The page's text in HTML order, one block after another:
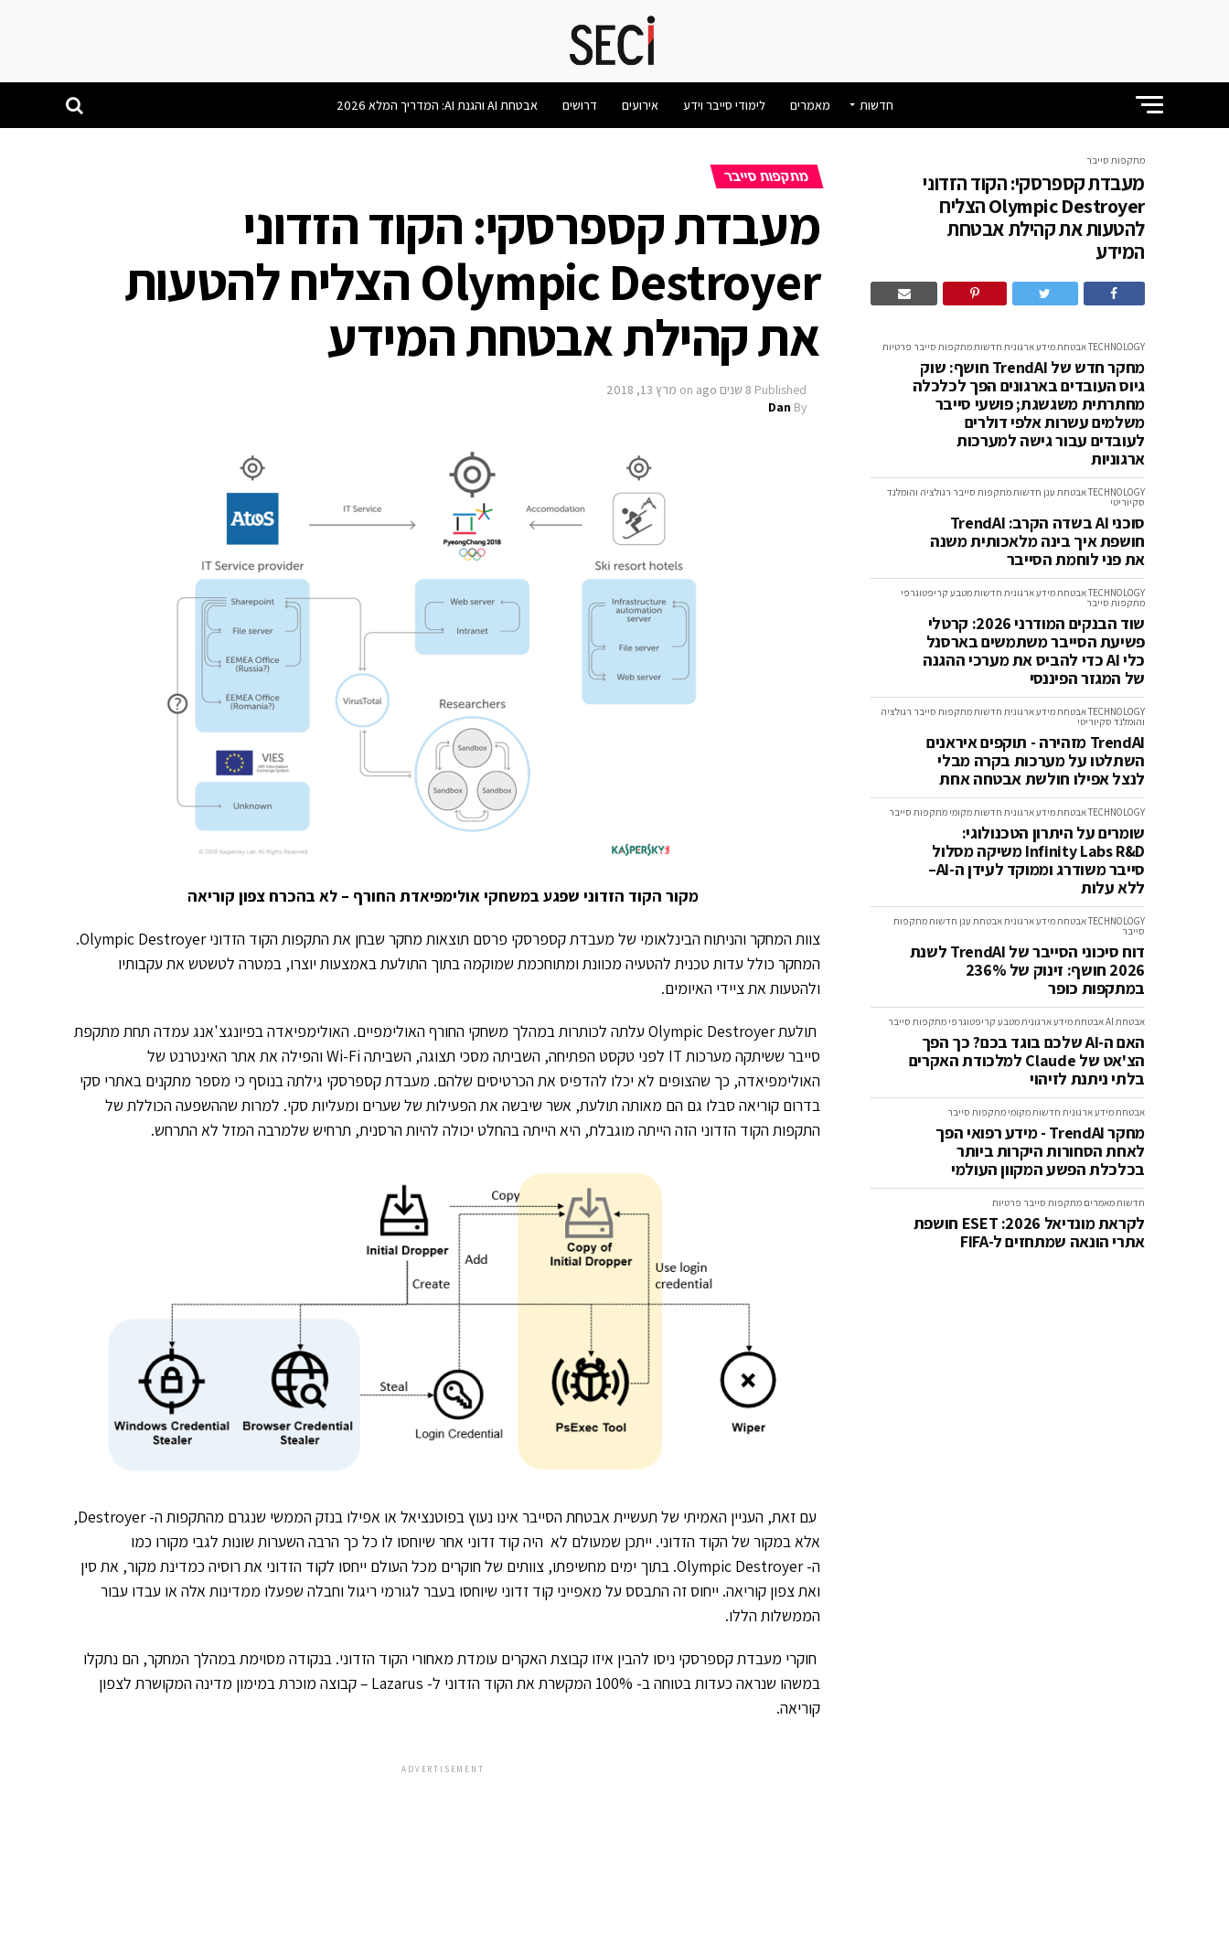
חדשות מאמרים לימודי סייבר וידע אירועים דרושים אבטחת AI והגנת AI: המדריך המלא 2026
מתקפות סייבר
מעבדת קספרסקי: הקוד הזדוני
Olympic Destroyer הצליח
להטעות את קהילת אבטחת
המידע
TECHNOLOGYאבטחת מידע ארגונית חדשותמתקפות סייבר פרטיות
מחקר חדש של TrendAI חושף: שוק
גיוס העובדים בארגונים הפך לכלכלה
מחתרתית משגשגת; פושעי סייבר
משלמים עשרות אלפי דולרים
לעובדים עבור גישה למערכות
ארגוניות
TECHNOLOGYאבטחת ענן חדשותמתקפות סייבר רגולציה והומלנד
סקיוריטי
סוכני AI בשדה הקרב: TrendAI
חושפת איך בינה מלאכותית משנה
את פני לוחמת הסייבר
TECHNOLOGYאבטחת מידע ארגונית חדשותמטבע קריפטוגרפי
מתקפות סייבר
שוד הבנקים המודרני 2026: קרטלי
פשיעת הסייבר משתמשים בארסנל
כלי AI כדי להביס את מערכי ההגנה
של המגזר הפיננסי
TECHNOLOGYאבטחת מידע ארגונית חדשותמתקפות סייבר רגולציה
והומלנד סקיוריטי
TrendAI מזהירה - תוקפים איראנים
השתלטו על מערכות בקרה מבלי
לנצל אפילו חולשת אבטחה אחת
TECHNOLOGYאבטחת מידע ארגונית חדשותמקומי מתקפות סייבר
שומרים על היתרון הטכנולוגי:
Infinity Labs R&D משיקה מסלול
סייבר משודרג וממוקד לעידן ה-AI–
ללא עלות
TECHNOLOGYאבטחת מידע ארגוניתאבטחת ענן חדשותמתקפות
סייבר
דוח סיכוני הסייבר של TrendAI לשנת
2026 חושף: זינוק של 236%
במתקפות כופר
אבטחת AI אבטחת מידע ארגוניתמטבע קריפטוגרפי מתקפות סייבר
האם ה-AI שלכם בוגד בכם? כך הפך
הצ'אט של Claude למלכודת האקרים
בלתי ניתנת לזיהוי
אבטחת מידע ארגונית חדשותמקומי מתקפות סייבר
מחקר TrendAI - מידע רפואי הפך
לאחת הסחורות היקרות ביותר
בכלכלת הפשע המקוון העולמי
חדשותמאמרים מתקפות סייבר פרטיות
לקראת מונדיאל 2026: ESET חושפת
אתרי הונאה שמתחזים ל-FIFA
מתקפות סייבר
מעבדת קספרסקי: הקוד הזדוני
Olympic Destroyer הצליח להטעות
את קהילת אבטחת המידע
Published 8 שנים ago on מרץ 13, 2018
By
Dan
מקור הקוד הזדוני שפגע במשחקי אולימפיאדת החורף – לא בהכרח צפון קוריאה
צוות המחקר והניתוח הבינלאומי של מעבדת קספרסקי פרסם תוצאות מחקר שבחן את התקפות הקוד הזדוניOlympic Destroyer
.
המחקר כולל עדות טכנית להטעיה מכוונת ומתוחכמת שמוקמה בתוך התולעת באמצעות יוצרו, במטרה לטשטש את עקבותיו
ולהטעות את ציידי האיומים.
תולעתOlympic Destroyer עלתה לכותרות במהלך משחקי החורף האולימפיים. האולימפיאדה בפיונגצ'אנג עמדה תחת מתקפת
סייבר ששיתקה מערכות IT לפני טקסט הפתיחה, השביתה מסכי תצוגה, השביתה Wi-Fiוהפילה את אתר האינטרנט של
האולימפיאדה, כך שהצופים לא יכלו להדפיס את הכרטיסים שלהם. מעבדת קספרסקי גילתה בנוסף כי מספר מתקנים באתרי סקי
בדרום קוריאה סבלו גם הם מאותה תולעת, אשר שיבשה את הפעילות של שערים ומעליות סקי. למרות שההשפעה הכוללת של
התקפות הקוד הזדוני הזה הייתה מוגבלת, היא הייתה בהחלט יכולה להיות הרסנית, תרחיש שלמרבה המזל לא התרחש.
עם זאת, העניין האמיתי של תעשיית אבטחת הסייבר אינו נעוץ בפוטנציאל או אפילו בנזק הממשי שנגרם מהתקפות ה-Destroyer
,
אלא במקור של הקוד הזדוני. ייתכן שמעולם לא היה קוד זדוני אחר שיוחסו לו כל כך הרבה השערות שונות לגבי מקורו כמו
ה-Olympic Destroyer. בתוך ימים מחשיפתו, צוותים של חוקרים מכל העולם ייחסו לקוד הזדוני את רוסיה כמדינת מקור, את סין
ואת צפון קוריאה. ייחוס זה התבסס על מאפייני קוד זדוני שיוחסו בעבר לגורמי ריגול וחבלה שפעלו ממדינות אלה או עבדו עבור
הממשלות הללו.
חוקרי מעבדת קספרסקי ניסו להבין איזו קבוצת האקרים עומדת מאחורי הקוד הזדוני. בנקודה מסוימת במהלך המחקר, הם נתקלו
במשהו שנראה כעדות בטוחה ב- 100% המקשרת את הקוד הזדוני ל-
Lazarus – קבוצה מוכרת במימון מדינה המקושרת לצפון
קוריאה.
ADVERTISEMENT